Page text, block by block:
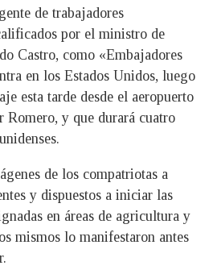
de trabajadores
por el ministro de
Castro, como «Embajadores
en los Estados Unidos, luego
esta tarde desde el aeropuerto
Romero, y que durará cuatro
de los compatriotas a
y dispuestos a iniciar las
en áreas de agricultura y
mismos lo manifestaron antes